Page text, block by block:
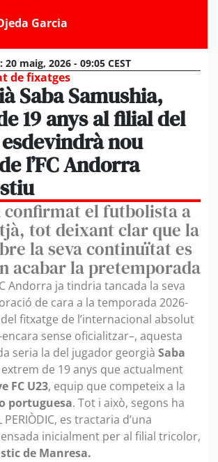
Garcia
20 maig, 2026 - 09:05 CEST
de fixatges
Saba Samushia,
19 anys al filial del
nou
l’FC Andorra
confirmat el futbolista a
tot deixant clar que la
la seva continuïtat es
acabar la pretemporada
Andorra ja tindria tancada la seva
de cara a la temporada 2026-
fitxatge de l’internacional absolut
sense oficialitzar–, aquesta
seria la del jugador georgià Saba
de 19 anys que actualment
FC U23, equip que competeix a la
portuguesa. Tot i això, segons ha
es tractaria d’una
inicialment per al filial tricolor,
de Manresa.